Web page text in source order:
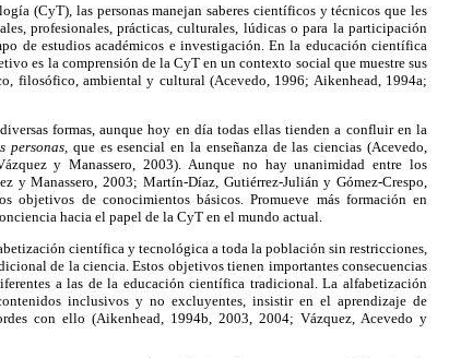
(CyT), las personas manejan saberes científicos y técnicos que les
profesionales, prácticas, culturales, lúdicas o para la participación
de estudios académicos e investigación. En la educación científica
es la comprensión de la CyT en un contexto social que muestre sus
filosófico, ambiental y cultural (Acevedo, 1996; Aikenhead, 1994a;
formas, aunque hoy en día todas ellas tienden a confluir en la
personas, que es esencial en la enseñanza de las ciencias (Acevedo,
y Manassero, 2003). Aunque no hay unanimidad entre los
y Manassero, 2003; Martín-Díaz, Gutiérrez-Julián y Gómez-Crespo,
objetivos de conocimientos básicos. Promueve más formación en
hacia el papel de la CyT en el mundo actual.
científica y tecnológica a toda la población sin restricciones,
de la ciencia. Estos objetivos tienen importantes consecuencias
a las de la educación científica tradicional. La alfabetización
inclusivos y no excluyentes, insistir en el aprendizaje de
con ello (Aikenhead, 1994b, 2003, 2004; Vázquez, Acevedo y